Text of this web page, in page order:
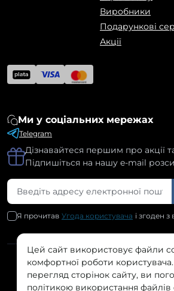
Виробники
Подарункові
Акції
Ми у соціальних мережах
Telegram
Дізнавайтеся першим про акції
Підпишіться на нашу e-mail
Я прочитав Угода користувача і згоден
SILK © 2026
Цей сайт використовує файли
комфортної роботи
перегляд сторінок сайту, ви
політикою використання файлів